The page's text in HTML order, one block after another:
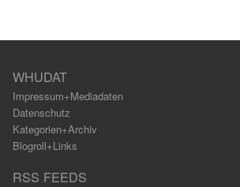
WHUDAT
Impressum+Mediadaten
Datenschutz
Kategorien+Archiv
Blogroll+Links
RSS FEEDS